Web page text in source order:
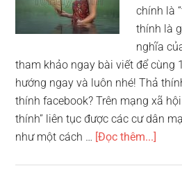
chính là
thính là
nghĩa
tham khảo ngay bài viết để cùng
hướng ngay và luôn nhé! Thả
thính facebook? Trên mạng xã
thính” liên tục được các cư dân
như một cách … [Đọc thêm...]